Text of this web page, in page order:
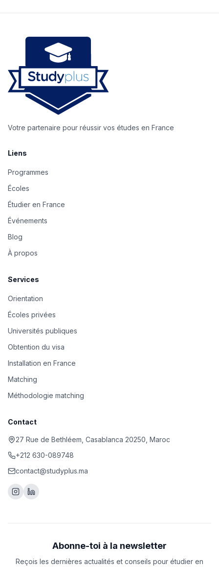
Votre partenaire pour réussir vos études en France
Liens
Programmes
Écoles
Étudier en France
Événements
Blog
À propos
Services
Orientation
Écoles privées
Universités publiques
Obtention du visa
Installation en France
Matching
Méthodologie matching
Contact
27 Rue de Bethléem, Casablanca 20250, Maroc
+212 630-089748
contact@studyplus.ma
Abonne-toi à la newsletter
Reçois les dernières actualités et conseils pour étudier en